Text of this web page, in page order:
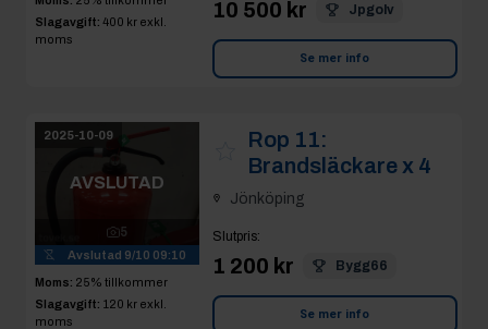
Slagavgift: 400 kr exkl.
moms
10 500 kr Jpgolv
Se mer info
2025-10-09
AVSLUTAD
5
Avslutad 9/10 09:10
Moms: 25% tillkommer
Slagavgift: 120 kr exkl.
moms
Rop 11:
Brandsläckare x 4
Jönköping
Slutpris:
1 200 kr Bygg66
Se mer info